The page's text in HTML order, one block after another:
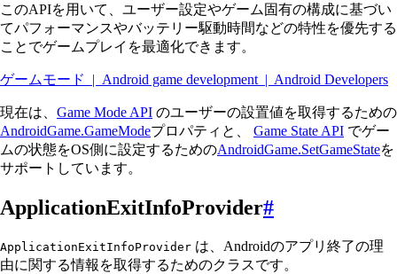
このAPIを用いて、ユーザー設定やゲーム固有の構成に基づい
てパフォーマンスやバッテリー駆動時間などの特性を優先する
ことでゲームプレイを最適化できます。
ゲームモード | Android game development | Android Developers
現在は、 Game Mode API のユーザーの設置値を取得するための
AndroidGame.GameModeプロパティと、 Game State API でゲー
ムの状態をOS側に設定するためのAndroidGame.SetGameStateを
サポートしています。
ApplicationExitInfoProvider#
ApplicationExitInfoProvider は、Androidのアプリ終了の理
由に関する情報を取得するためのクラスです。